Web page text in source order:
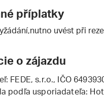
příplatky
uvést při
o zájazdu
FEDE, s.r.o., IČO
podľa usporiadateľa: